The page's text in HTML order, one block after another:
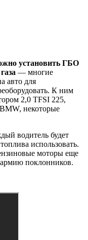
установить ГБО
— многие
авто для
К ним
2,0 TFSI 225,
некоторые
водитель будет
использовать.
моторы еще
поклонников.